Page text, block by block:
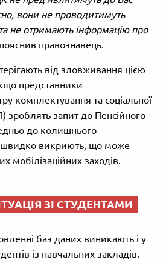
вони не проводитимуть
не отримають інформацію про
правознавець.
від зловживання цією
представники
комплектування та соціальної
зроблять запит до Пенсійного
до колишнього
швидко викриють, що може
мобілізаційних заходів.
ЗІ СТУДЕНТАМИ
баз даних виникають і у
із навчальних закладів.